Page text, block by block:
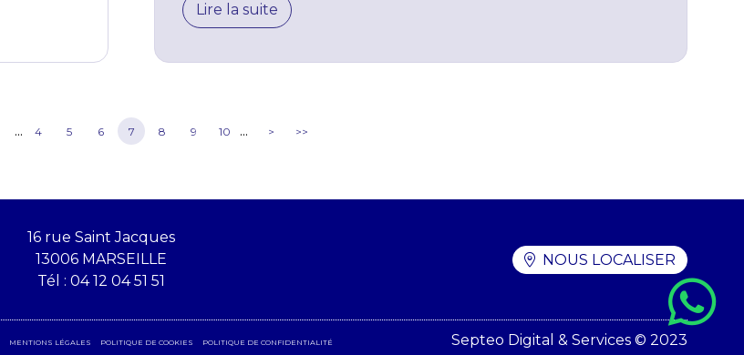
Lire la suite
... 4 5 6 7 8 9 10 ... > >>
16 rue Saint Jacques
13006 MARSEILLE
Tél : 04 12 04 51 51
NOUS LOCALISER
MENTIONS LÉGALES POLITIQUE DE COOKIES POLITIQUE DE CONFIDENTIALITÉ Septeo Digital & Services © 2023